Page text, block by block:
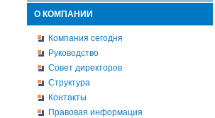
О КОМПАНИИ
Компания сегодня
Руководство
Совет директоров
Структура
Контакты
Правовая информация